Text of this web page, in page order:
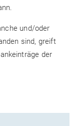
und/oder
sind, greift
der